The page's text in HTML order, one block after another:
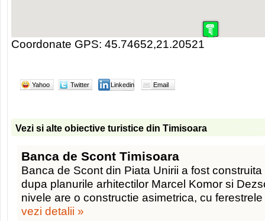
Coordonate GPS: 45.74652,21.20521
Yahoo Twitter Linkedin Email
Vezi si alte obiective turistice din Timisoara
Banca de Scont Timisoara
Banca de Scont din Piata Unirii a fost
dupa planurile arhitectilor Marcel Komor si
nivele are o constructie asimetrica, cu ferestrele
vezi detalii »